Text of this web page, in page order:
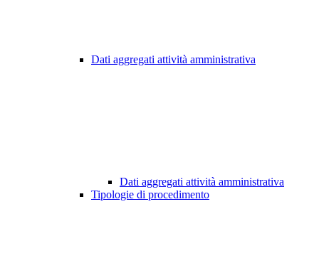
Dati aggregati attività amministrativa
Dati aggregati attività amministrativa
Tipologie di procedimento